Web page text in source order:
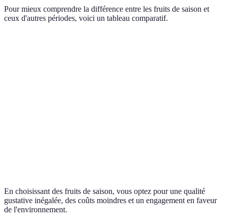
Pour mieux comprendre la différence entre les fruits de saison et
ceux d'autres périodes, voici un tableau comparatif.
En choisissant des fruits de saison, vous optez pour une qualité
gustative inégalée, des coûts moindres et un engagement en faveur
de l'environnement.